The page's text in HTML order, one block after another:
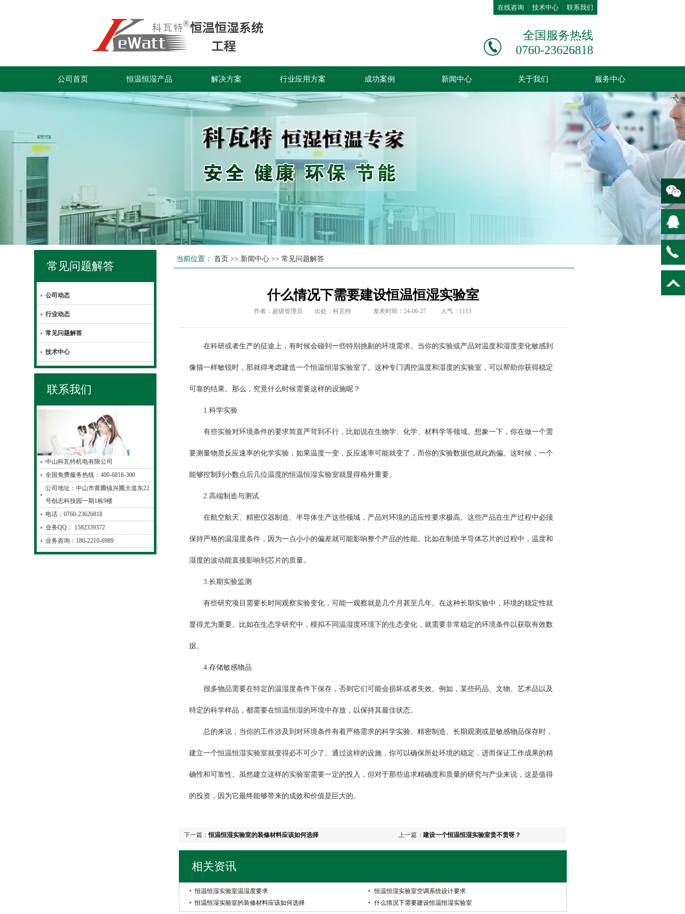
在线咨询 技术中心 联系我们
全国服务热线
0760-23626818
公司首页 恒温恒湿产品 解决方案 行业应用方案 成功案例 新闻中心 关于我们 服务中心
常见问题解答
公司动态
行业动态
常见问题解答
技术中心
联系我们
中山科瓦特机电有限公司
全国免费服务热线：400-6818-300
公司地址：中山市黄圃镇兴圃大道东22
号创志科技园一期1栋9楼
电话：0760-23626818
业务QQ： 1582339372
业务咨询：180-2210-6989
当前位置： 首页 >> 新闻中心 >>常见问题解答
什么情况下需要建设恒温恒湿实验室
作者：超级管理员 出处：科瓦特 发表时间：24-06-27 人气： 1113
在科研或者生产的征途上，有时候会碰到一些特别挑剔的环境需求。当你的实验或产品对温度和湿度变化敏感到
像猫一样敏锐时，那就得考虑建造一个恒温恒湿实验室了。这种专门调控温度和湿度的实验室，可以帮助你获得稳定
可靠的结果。那么，究竟什么时候需要这样的设施呢？
1.科学实验
有些实验对环境条件的要求简直严苛到不行，比如说在生物学、化学、材料学等领域。想象一下，你在做一个需
要测量物质反应速率的化学实验，如果温度一变，反应速率可能就变了，而你的实验数据也就此跑偏。这时候，一个
能够控制到小数点后几位温度的恒温恒湿实验室就显得格外重要。
2.高端制造与测试
在航空航天、精密仪器制造、半导体生产这些领域，产品对环境的适应性要求极高。这些产品在生产过程中必须
保持严格的温湿度条件，因为一点小小的偏差就可能影响整个产品的性能。比如在制造半导体芯片的过程中，温度和
湿度的波动能直接影响到芯片的质量。
3.长期实验监测
有些研究项目需要长时间观察实验变化，可能一观察就是几个月甚至几年。在这种长期实验中，环境的稳定性就
显得尤为重要。比如在生态学研究中，模拟不同温湿度环境下的生态变化，就需要非常稳定的环境条件以获取有效数
据。
4.存储敏感物品
很多物品需要在特定的温湿度条件下保存，否则它们可能会损坏或者失效。例如，某些药品、文物、艺术品以及
特定的科学样品，都需要在恒温恒湿的环境中存放，以保持其最佳状态。
总的来说，当你的工作涉及到对环境条件有着严格需求的科学实验、精密制造、长期观测或是敏感物品保存时，
建立一个恒温恒湿实验室就变得必不可少了。通过这样的设施，你可以确保所处环境的稳定，进而保证工作成果的精
确性和可靠性。虽然建立这样的实验室需要一定的投入，但对于那些追求精确度和质量的研究与产业来说，这是值得
的投资，因为它最终能够带来的成效和价值是巨大的。
上一篇：建设一个恒温恒湿实验室贵不贵呀？
下一篇：恒温恒湿实验室的装修材料应该如何选择
相关资讯
恒温恒湿实验室温湿度要求
恒温恒湿实验室空调系统设计要求
恒温恒湿实验室的装修材料应该如何选择
什么情况下需要建设恒温恒湿实验室